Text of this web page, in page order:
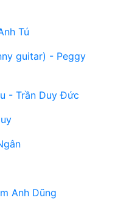
Tú
guitar) - Peggy
- Trần Duy Đức
Anh Dũng